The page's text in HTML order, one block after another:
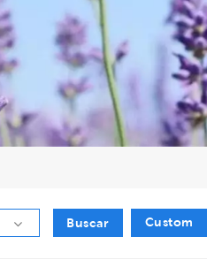
Buscar Custom